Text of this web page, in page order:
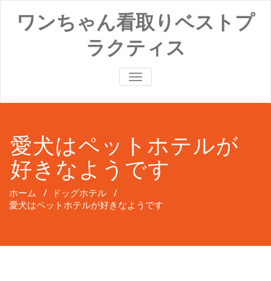
ッ
ワンちゃん看取りベストプ
ラクティス
ナ
ビ
切
り
替
え
愛犬はペットホテルが
好きなようです
ホーム / ドッグホテル /
愛犬はペットホテルが好きなようです